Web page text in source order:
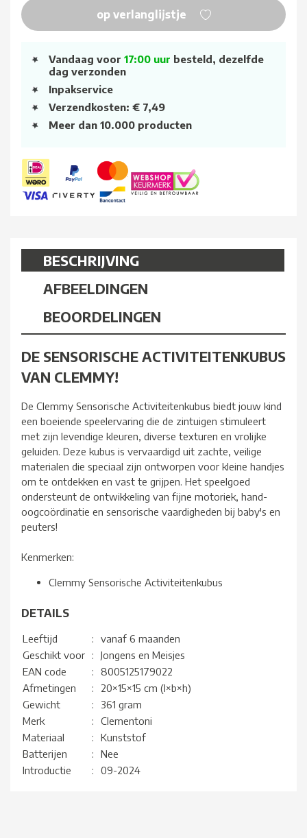
op verlanglijstje
Vandaag voor 17:00 uur besteld, dezelfde
dag verzonden
Inpakservice
Verzendkosten: € 7,49
Meer dan 10.000 producten
BESCHRIJVING
AFBEELDINGEN
BEOORDELINGEN
DE SENSORISCHE ACTIVITEITENKUBUS
VAN CLEMMY!
De Clemmy Sensorische Activiteitenkubus biedt jouw kind
een boeiende speelervaring die de zintuigen stimuleert
met zijn levendige kleuren, diverse texturen en vrolijke
geluiden. Deze kubus is vervaardigd uit zachte, veilige
materialen die speciaal zijn ontworpen voor kleine handjes
om te ontdekken en vast te grijpen. Het speelgoed
ondersteunt de ontwikkeling van fijne motoriek, hand-
oogcoördinatie en sensorische vaardigheden bij baby's en
peuters!
Kenmerken:
Clemmy Sensorische Activiteitenkubus
DETAILS
Leeftijd :
vanaf 6 maanden
Geschikt voor
:
Jongens en Meisjes
EAN code
:
8005125179022
Afmetingen
:
20×15×15 cm (l×b×h)
Gewicht
:
361 gram
Merk
:
Clementoni
Materiaal
:
Kunststof
Batterijen
:
Nee
Introductie
: 09-2024